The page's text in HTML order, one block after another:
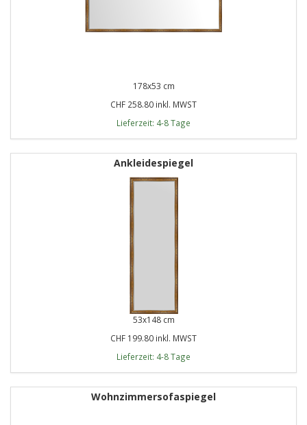
178x53 cm
CHF 258.80 inkl. MWST
Lieferzeit: 4-8 Tage
Ankleidespiegel
53x148 cm
CHF 199.80 inkl. MWST
Lieferzeit: 4-8 Tage
Wohnzimmersofaspiegel